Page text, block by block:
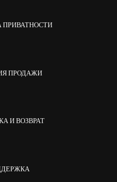
ПРИВАТНОСТИ
ПРОДАЖИ
И ВОЗВРАТ